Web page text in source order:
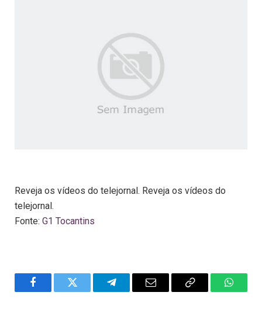
Reveja os vídeos do telejornal. Reveja os vídeos do
telejornal.
Fonte: G1 Tocantins
FacebookTwitter TelegramEmail
Copy